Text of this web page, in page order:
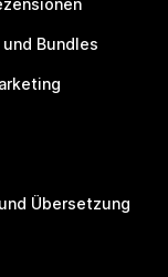
Bundles
Übersetzung